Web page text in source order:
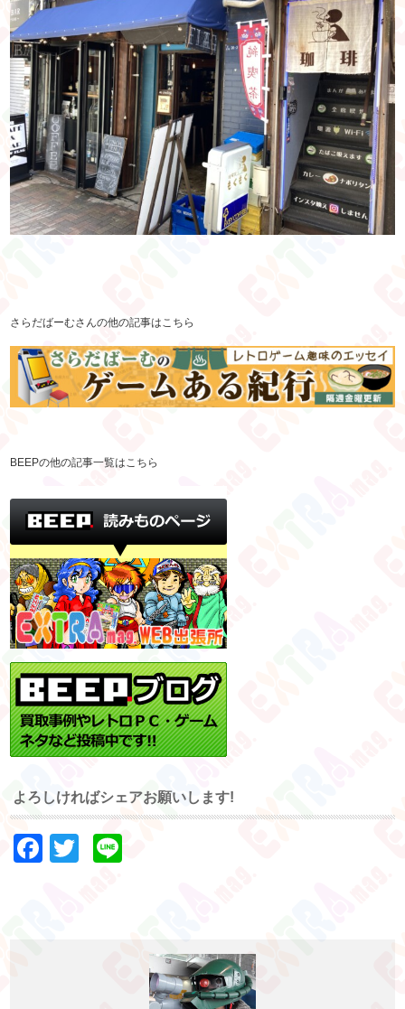
さらだばーむさんの他の記事はこちら
BEEPの他の記事一覧はこちら
よろしければシェアお願いします!
Facebook
Twitter